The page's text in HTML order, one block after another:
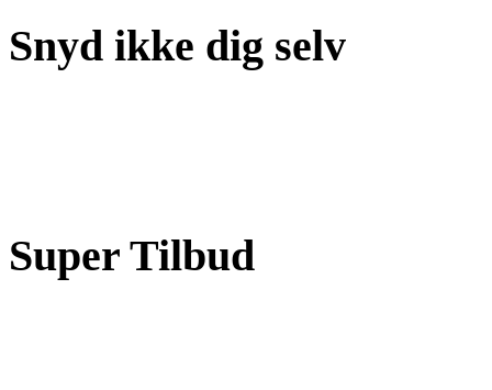
Snyd ikke dig selv
Super Tilbud